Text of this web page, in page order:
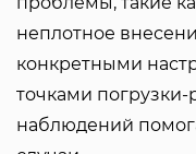
неплотное
конкретными
точками погрузки-
наблюдений